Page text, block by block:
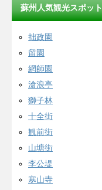
蘇州人気観光スポット
拙政園
留園
網師園
滄浪亭
獅子林
十全街
観前街
山塘街
李公堤
寒山寺